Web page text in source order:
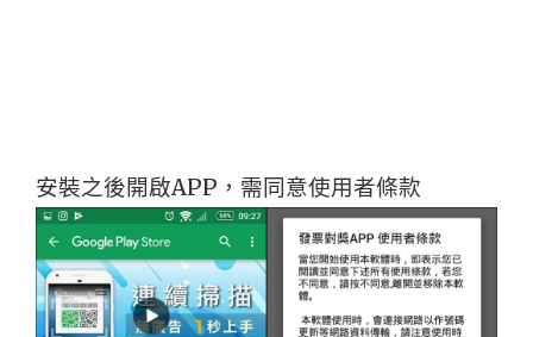
安裝之後開啟APP，需同意使用者條款